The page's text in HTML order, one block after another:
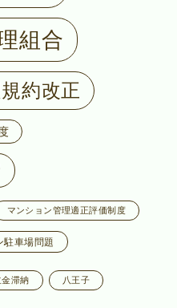
組合
約改正
マンション管理適正評価制度
駐車場問題
滞納 八王子